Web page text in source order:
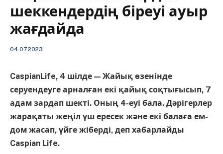
шеккендердің біреуі ауыр
жағдайда
04.07.2023
CaspianLife, 4 шілде — Жайық өзенінде
серуендеуге арналған екі қайық соқтығысып, 7
адам зардап шекті. Оның 4-еуі бала. Дәрігерлер
жарақаты жеңіл үш ересек және екі балаға ем-
дом жасап, үйге жіберді, деп хабарлайды
Caspian Life.